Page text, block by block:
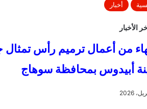
أخبار
الأخبار
من أعمال ترميم رأس
أبيدوس بمحافظة سوهاج